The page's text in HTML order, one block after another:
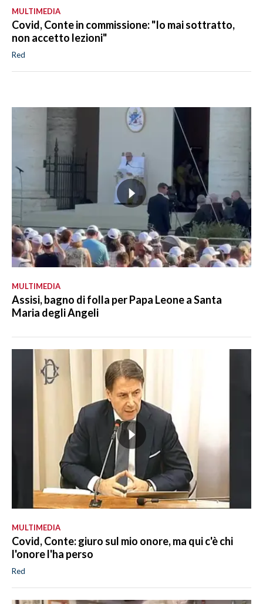
MULTIMEDIA
Covid, Conte in commissione: "Io mai sottratto,
non accetto lezioni"
Red
MULTIMEDIA
Assisi, bagno di folla per Papa Leone a Santa
Maria degli Angeli
MULTIMEDIA
Covid, Conte: giuro sul mio onore, ma qui c'è chi
l'onore l'ha perso
Red